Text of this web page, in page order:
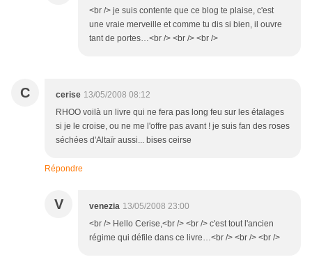
<br /> je suis contente que ce blog te plaise, c'est
une vraie merveille et comme tu dis si bien, il ouvre
tant de portes…<br /> <br /> <br />
C cerise 13/05/2008 08:12
RHOO voilà un livre qui ne fera pas long feu sur les étalages
si je le croise, ou ne me l'offre pas avant ! je suis fan des roses
séchées d'Altaïr aussi... bises ceirse
Répondre
V venezia 13/05/2008 23:00
<br /> Hello Cerise,<br /> <br /> c'est tout l'ancien
régime qui défile dans ce livre…<br /> <br /> <br />